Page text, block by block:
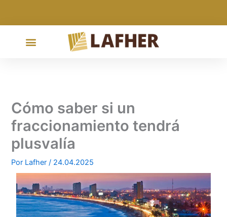
Cómo saber si un
fraccionamiento tendrá
plusvalía
Por Lafher/ 24.04.2025